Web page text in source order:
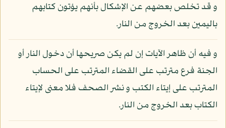
و قد تخلص بعضهم عن الإشكال بأنهم يؤتون كتابهم
باليمين بعد الخروج من النار.
و فيه أن ظاهر الآيات إن لم يكن صريحها أن دخول النار أو
الجنة فرع مترتب على القضاء المترتب على الحساب
المترتب على إيتاء الكتب و نشر الصحف فلا معنى لإيتاء
الكتاب بعد الخروج من النار.